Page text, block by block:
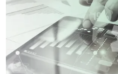
modifient simultanément
même journal.
Lors de la création d’une
nouveau libéré dès que la
par l’utilisateur.